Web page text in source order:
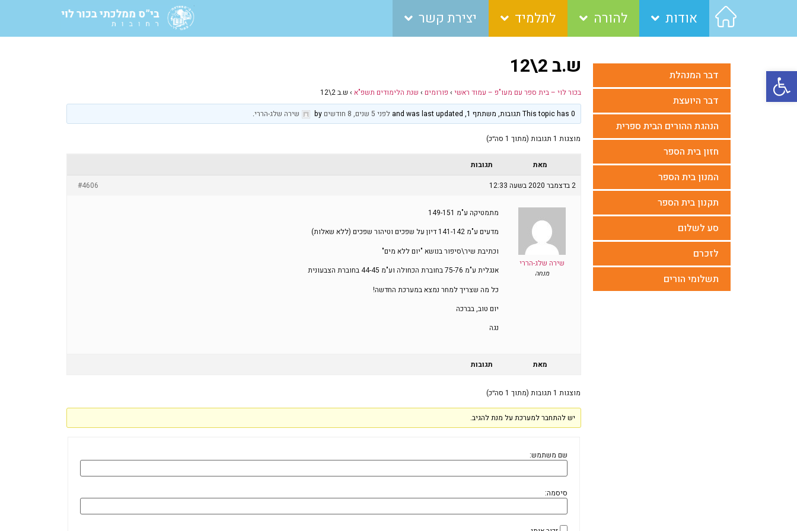
פתח סרגל נגישות
אודות להורה לתלמיד יצירת קשר
דבר המנהלת
דבר היועצת
הנהגת ההורים הבית ספרית
חזון בית הספר
המנון בית הספר
תקנון בית הספר
סע לשלום
לזכרם
תשלומי הורים
ש.ב 2\12
בכור לוי – בית ספר עם מעו"פ – עמוד ראשי › פורומים › שנת הלימודים תשפ"א › ש.ב 2\12
This topic has 0 תגובות, משתתף 1, and was last updated
לפני 5 שנים, 8 חודשים שירה שלג-הררי.
מוצגות 1 תגובות (מתוך 1 סה״כ)
מאת
תגובות
2 בדצמבר 2020 בשעה 12:33
#4606
שירה שלג-הררי
מנחה
מתמטיקה ע"מ 149-151
מדעים ע"מ 141-142 דיון על שפכים וטיהור שפכים (ללא שאלות)
וכתיבת שיר\סיפור בנושא "יום ללא מים"
אנגלית ע"מ 75-76 בחוברת הכחולה וע"מ 44-45 בחוברת הצבעונית
כל מה שצריך למחר נמצא במערכת החדשה!
יום טוב, בברכה
נגה
מאת תגובות
מוצגות 1 תגובות (מתוך 1 סה״כ)
יש להתחבר למערכת על מנת להגיב.
שם משתמש:
סיסמה: